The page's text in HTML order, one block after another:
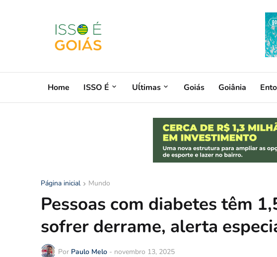
Home ISSO É Uĺtimas Goiás Goiânia
Página inicial Mundo
Pessoas com diabetes têm
sofrer derrame, alerta
Por Paulo Melo - novembro 13, 2025